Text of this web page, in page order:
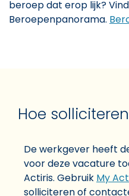
beroep dat erop lijk?
Beroepenpanorama.
Hoe
De werkgever heeft
voor deze vacature
Actiris. Gebruik My
solliciteren of